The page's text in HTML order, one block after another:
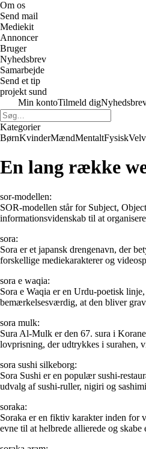
Om os
Send mail
Mediekit
Annoncer
Bruger
Nyhedsbrev
Samarbejde
Send et tip
projekt sund
Min kontoTilmeld dig
Kategorier
BørnKvinderMændMentaltFysisk
En lang række
sor-modellen:
SOR-modellen står for Subject,
informationsvidenskab til at
sora:
Sora er et japansk drengenavn, der
forskellige mediekarakterer og
sora e waqia:
Sora e Waqia er en Urdu-poetisk
bemærkelsesværdig, at den bliver
sora mulk:
Sura Al-Mulk er den 67. sura i
lovprisning, der udtrykkes i surahen,
sora sushi silkeborg:
Sora Sushi er en populær sushi-
udvalg af sushi-ruller, nigiri og
soraka:
Soraka er en fiktiv karakter inden for
evne til at helbrede allierede og